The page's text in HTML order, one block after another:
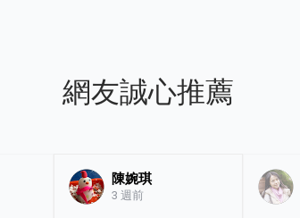
網友誠心推薦
陳婉琪
3 週前